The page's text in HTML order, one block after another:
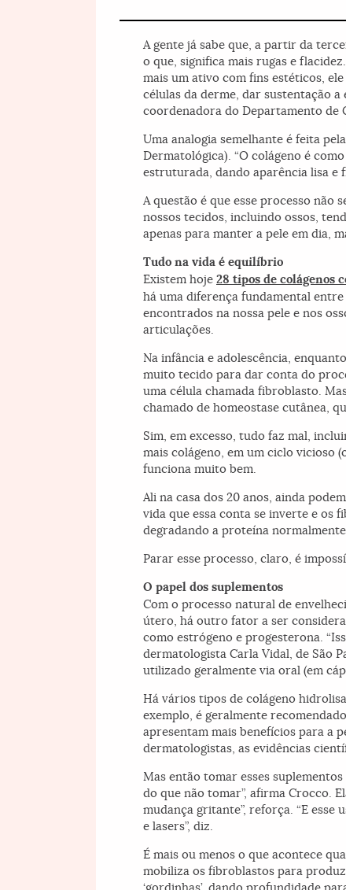
A gente já sabe que, a partir da
o que, significa mais rugas e
mais um ativo com fins estéticos,
células da derme, dar sustentação
coordenadora do Departamento de
Uma analogia semelhante é feita
Dermatológica). “O colágeno é
estruturada, dando aparência lisa e
A questão é que esse processo não
nossos tecidos, incluindo ossos,
apenas para manter a pele em dia,
Tudo na vida é equilíbrio
Existem hoje 28 tipos de colágenos
há uma diferença fundamental
encontrados na nossa pele e nos
articulações.
Na infância e adolescência,
muito tecido para dar conta do
uma célula chamada fibroblasto.
chamado de homeostase cutânea,
Sim, em excesso, tudo faz mal,
mais colágeno, em um ciclo vicioso
funciona muito bem.
Ali na casa dos 20 anos, ainda
vida que essa conta se inverte e os
degradando a proteína
Parar esse processo, claro, é
O papel dos suplementos
Com o processo natural de
útero, há outro fator a ser
como estrógeno e progesterona.
dermatologista Carla Vidal, de São
utilizado geralmente via oral (em
Há vários tipos de colágeno
exemplo, é geralmente
apresentam mais benefícios para a
dermatologistas, as evidências
Mas então tomar esses
do que não tomar”, afirma Crocco.
mudança gritante”, reforça. “E esse
e lasers”, diz.
É mais ou menos o que acontece
mobiliza os fibroblastos para
‘gordinhas’, dando profundidade